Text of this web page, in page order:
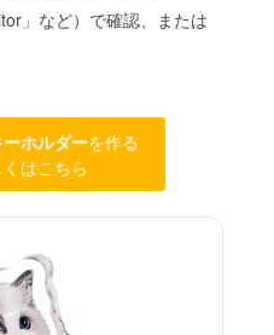
」など）で確認、または
ホルダーを作る
はこちら